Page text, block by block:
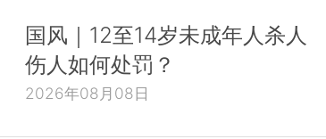
国风｜12至14岁未成年人杀人
伤人如何处罚？
2026年08月08日